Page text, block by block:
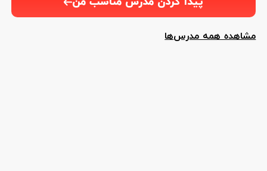
مشاهده همه مدرس‌ها